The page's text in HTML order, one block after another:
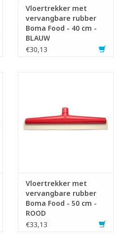
Vloertrekker met
vervangbare rubber
Boma Food - 40 cm -
BLAUW
€30,13
Vloertrekker met
vervangbare rubber
Boma Food - 50 cm -
ROOD
€33,13